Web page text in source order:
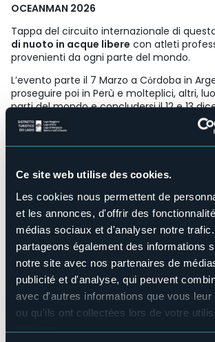
Ce site web utilise des cookies.
Les cookies nous permettent de
et les annonces, d'offrir des
médias sociaux et d'analyser notre
partageons également des informations
notre site avec nos partenaires de
publicité et d'analyse, qui peuvent
avec d'autres informations que vous leur
ou qu'ils ont collectées lors de votre
services.
OCEANMAN 2026
Tappa del circuito internazionale di
di nuoto in acque libere con atleti
provenienti da ogni parte del mondo.
L’evento parte il 7 Marzo a Cόrdoba in
proseguire poi in Perù e molteplici, altri,
parti del mondo e concludersi il 12 e 13
Giancaste in Costa Rica.
Gozzano dal 12 al 14 giugno .
Maggiori informazioni e programma qui:
https://oceanmanswim.com/
Foto di copertina: Omegna, Archivio
Turistico dei Laghi
Organisateur de l'événement
Oceanman Italy
Lieu de l'événement
Omegna - Piazza, Lido di Gozzano
E-mail
info@oceanmanswim.com